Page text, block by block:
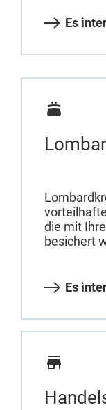
Es
die mit
besichert
Es